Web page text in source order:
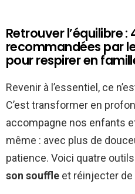
Retrouver l’équilibre
recommandées par
pour respirer en
Revenir à l’essentiel, ce
C’est transformer en
accompagne nos enfants
même : avec plus de
patience. Voici quatre
son souffle et réinjecter de